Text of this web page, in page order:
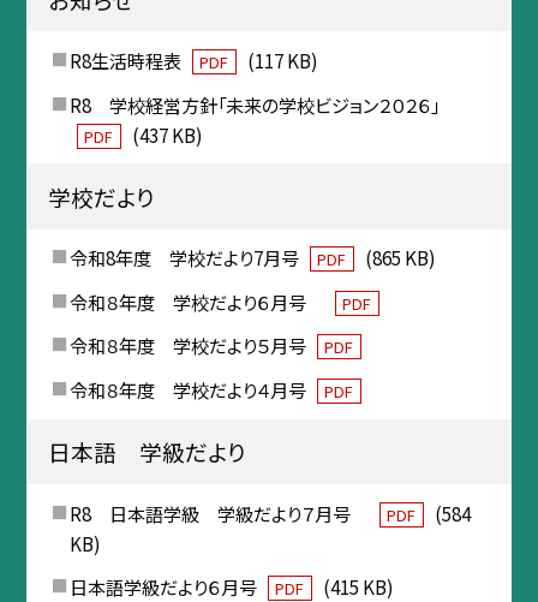
R8生活時程表 PDF
(117 KB)
R8 学校経営方針「未来の学校ビジョン２０２６」
PDF (437 KB)
学校だより
令和8年度 学校だより7月号 PDF
(865 KB)
令和８年度 学校だより６月号
PDF
令和８年度 学校だより５月号 PDF
令和８年度 学校だより４月号 PDF
日本語 学級だより
R8 日本語学級 学級だより７月号 PDF
(584
KB)
日本語学級だより６月号
PDF
(415 KB)